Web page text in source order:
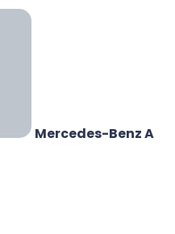
Mercedes-Benz A